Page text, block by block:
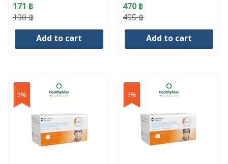
190฿
Original
price
171 ฿
Current
price
Add to cart
495฿
Original
price
470 ฿
Current
price
Add to cart
3% 3%